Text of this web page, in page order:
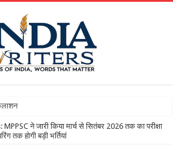
चतुर्मुख शिवालय : महाशिवरात्र
ने जारी किया मार्च से सितंबर 2026 तक का परीक्षा
तक होगी बड़ी भर्तियां